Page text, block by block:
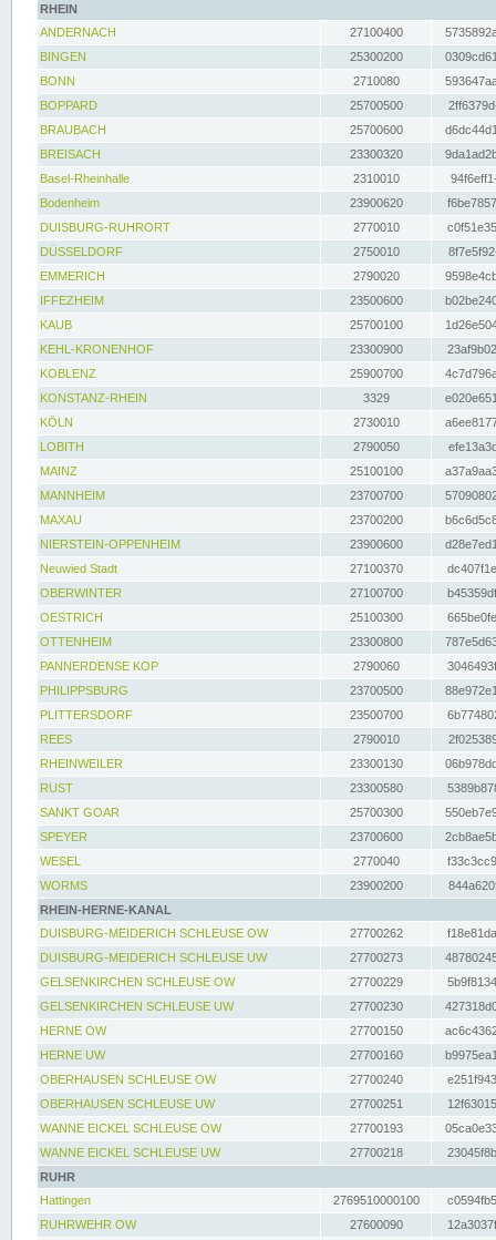
RHEIN
ANDERNACH
27100400
BINGEN
25300200
BONN
2710080
BOPPARD
25700500
BRAUBACH
25700600
BREISACH
23300320
Basel-Rheinhalle
2310010
Bodenheim
23900620
DUISBURG-RUHRORT
2770010
DÜSSELDORF
2750010
EMMERICH
2790020
IFFEZHEIM
23500600
KAUB
25700100
KEHL-KRONENHOF
23300900
KOBLENZ
25900700
KONSTANZ-RHEIN
3329
KÖLN
2730010
LOBITH
2790050
MAINZ
25100100
MANNHEIM
23700700
MAXAU
23700200
NIERSTEIN-OPPENHEIM
23900600
Neuwied Stadt
27100370
OBERWINTER
27100700
OESTRICH
25100300
OTTENHEIM
23300800
PANNERDENSE KOP
2790060
PHILIPPSBURG
23700500
PLITTERSDORF
23500700
REES
2790010
RHEINWEILER
23300130
RUST
23300580
SANKT GOAR
25700300
SPEYER
23700600
WESEL
2770040
WORMS
23900200
RHEIN-HERNE-KANAL
DUISBURG-MEIDERICH SCHLEUSE OW
27700262
DUISBURG-MEIDERICH SCHLEUSE UW
27700273
GELSENKIRCHEN SCHLEUSE OW
27700229
GELSENKIRCHEN SCHLEUSE UW
27700230
HERNE OW
27700150
HERNE UW
27700160
OBERHAUSEN SCHLEUSE OW
27700240
OBERHAUSEN SCHLEUSE UW
27700251
WANNE EICKEL SCHLEUSE OW
27700193
WANNE EICKEL SCHLEUSE UW
27700218
RUHR
Hattingen
2769510000100
RUHRWEHR OW
27600090